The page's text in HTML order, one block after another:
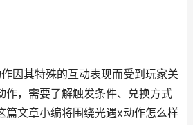
因其特殊的互动表现而受到玩家关
作，需要了解触发条件、兑换方式
篇文章小编将围绕光遇x动作怎么样